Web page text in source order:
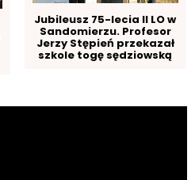
Jubileusz 75-lecia II LO w
Sandomierzu. Profesor
Jerzy Stępień przekazał
szkole togę sędziowską